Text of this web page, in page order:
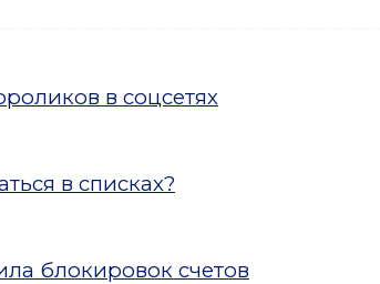
в соцсетях
в списках?
блокировок счетов